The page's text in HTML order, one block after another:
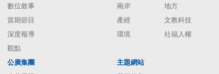
數位敘事
當期節目
深度報導
觀點
兩岸
地方
產經
文教科技
環境
社福人權
公廣集團
主題網站